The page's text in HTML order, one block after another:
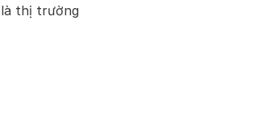
thị trường